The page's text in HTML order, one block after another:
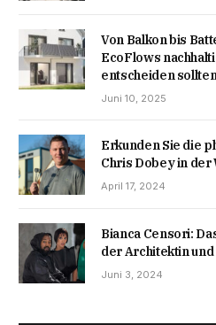
Von Balkon bis
EcoFlows
entscheiden sollten
Juni 10, 2025
Erkunden Sie die
Chris Dobey in der
April 17, 2024
Bianca Censori:
der Architektin
Juni 3, 2024